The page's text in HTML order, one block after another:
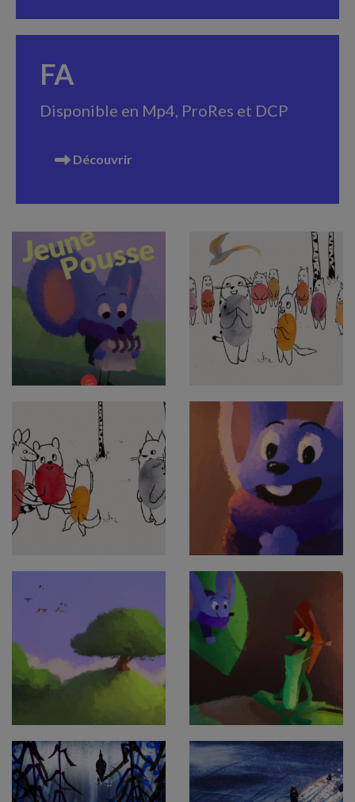
FA
Disponible en Mp4, ProRes et DCP
Découvrir